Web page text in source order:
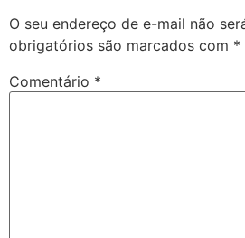
O seu endereço de e-mail não
obrigatórios são marcados com *
Comentário *